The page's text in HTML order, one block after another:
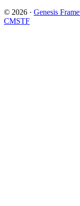
© 2026 · Genesis
CMSTF